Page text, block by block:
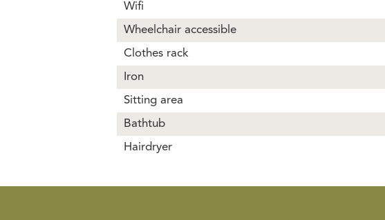
Wifi
Wheelchair accessible
Clothes rack
Iron
Sitting area
Bathtub
Hairdryer